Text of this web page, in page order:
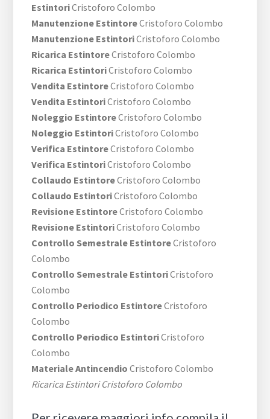
EstintoriCristoforo Colombo
Manutenzione EstintoreCristoforo Colombo
Manutenzione EstintoriCristoforo Colombo
Ricarica EstintoreCristoforo Colombo
Ricarica EstintoriCristoforo Colombo
Vendita EstintoreCristoforo Colombo
Vendita EstintoriCristoforo Colombo
Noleggio EstintoreCristoforo Colombo
Noleggio EstintoriCristoforo Colombo
Verifica EstintoreCristoforo Colombo
Verifica EstintoriCristoforo Colombo
Collaudo EstintoreCristoforo Colombo
Collaudo EstintoriCristoforo Colombo
Revisione EstintoreCristoforo Colombo
Revisione EstintoriCristoforo Colombo
Controllo Semestrale EstintoreCristoforo
Colombo
Controllo Semestrale EstintoriCristoforo
Colombo
Controllo Periodico EstintoreCristoforo
Colombo
Controllo Periodico EstintoriCristoforo
Colombo
Materiale Antincendio Cristoforo Colombo
Ricarica Estintori Cristoforo Colombo